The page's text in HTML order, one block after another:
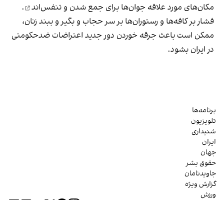
مکان‌های مورد علاقه جوان‌ها برای جمع شدن و تنفس‌اند
.
فشار بر کافه‌ها و رستوران‌ها بر سر حجاب و بگیر و ببند زنان،
ممکن است باعث جرقه خوردن دور جدید اعتراضات ضدحکومتی
در ایران بشود.
برنامه‌ها
تلویزیون
شنیداری
ایران
جهان
حقوق بشر
جاویدنامان
گزارش ویژه
ورزش